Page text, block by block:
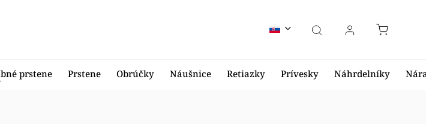
prstene Prstene Obrúčky Náušnice Retiazky Prívesky Náhrdelníky